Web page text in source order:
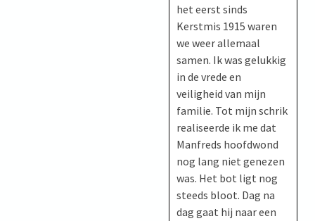
het eerst sinds
Kerstmis 1915 waren
we weer allemaal
samen. Ik was gelukkig
in de vrede en
veiligheid van mijn
familie. Tot mijn schrik
realiseerde ik me dat
Manfreds hoofdwond
nog lang niet genezen
was. Het bot ligt nog
steeds bloot. Dag na
dag gaat hij naar een